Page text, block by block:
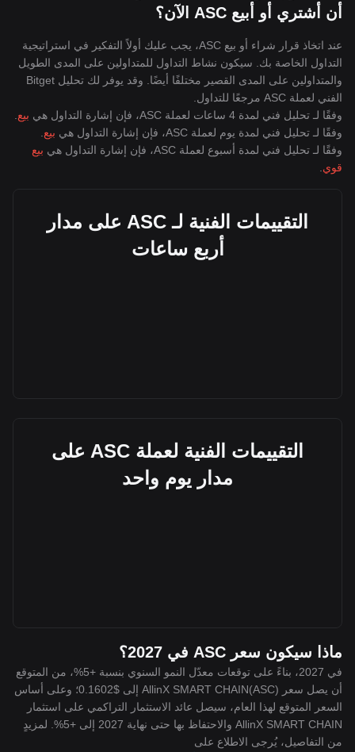
أن أشتري أو أبيع ASC الآن؟
عند اتخاذ قرار شراء أو بيع ASC، يجب عليك أولاً التفكير في استراتيجية
التداول الخاصة بك. سيكون نشاط التداول للمتداولين على المدى الطويل
والمتداولين على المدى القصير مختلفًا أيضًا. وقد يوفر لك تحليل Bitget
الفني لعملة ASC مرجعًا للتداول.
وفقًا لـ تحليل فني لمدة 4 ساعات لعملة ASC، فإن إشارة التداول هي
بيع
وفقًا لـ تحليل فني لمدة يوم لعملة ASC، فإن إشارة التداول هي
بيع
وفقًا لـ تحليل فني لمدة أسبوع لعملة ASC، فإن إشارة التداول هي
بيع
قوي
التقييمات الفنية لـ ASC على مدار
أربع ساعات
التقييمات الفنية لعملة ASC على
مدار يوم واحد
ماذا سيكون سعر ASC في 2027؟
في 2027، بناءً على توقعات معدّل النمو السنوي بنسبة +5%، من المتوقع
أن يصل سعر AllinX SMART CHAIN(ASC) إلى $0.1602؛ وعلى أساس
السعر المتوقع لهذا العام، سيصل عائد الاستثمار التراكمي على استثمار
AllinX SMART CHAIN والاحتفاظ بها حتى نهاية 2027 إلى +5%. لمزيدٍ
من التفاصيل، يُرجى الاطلاع على